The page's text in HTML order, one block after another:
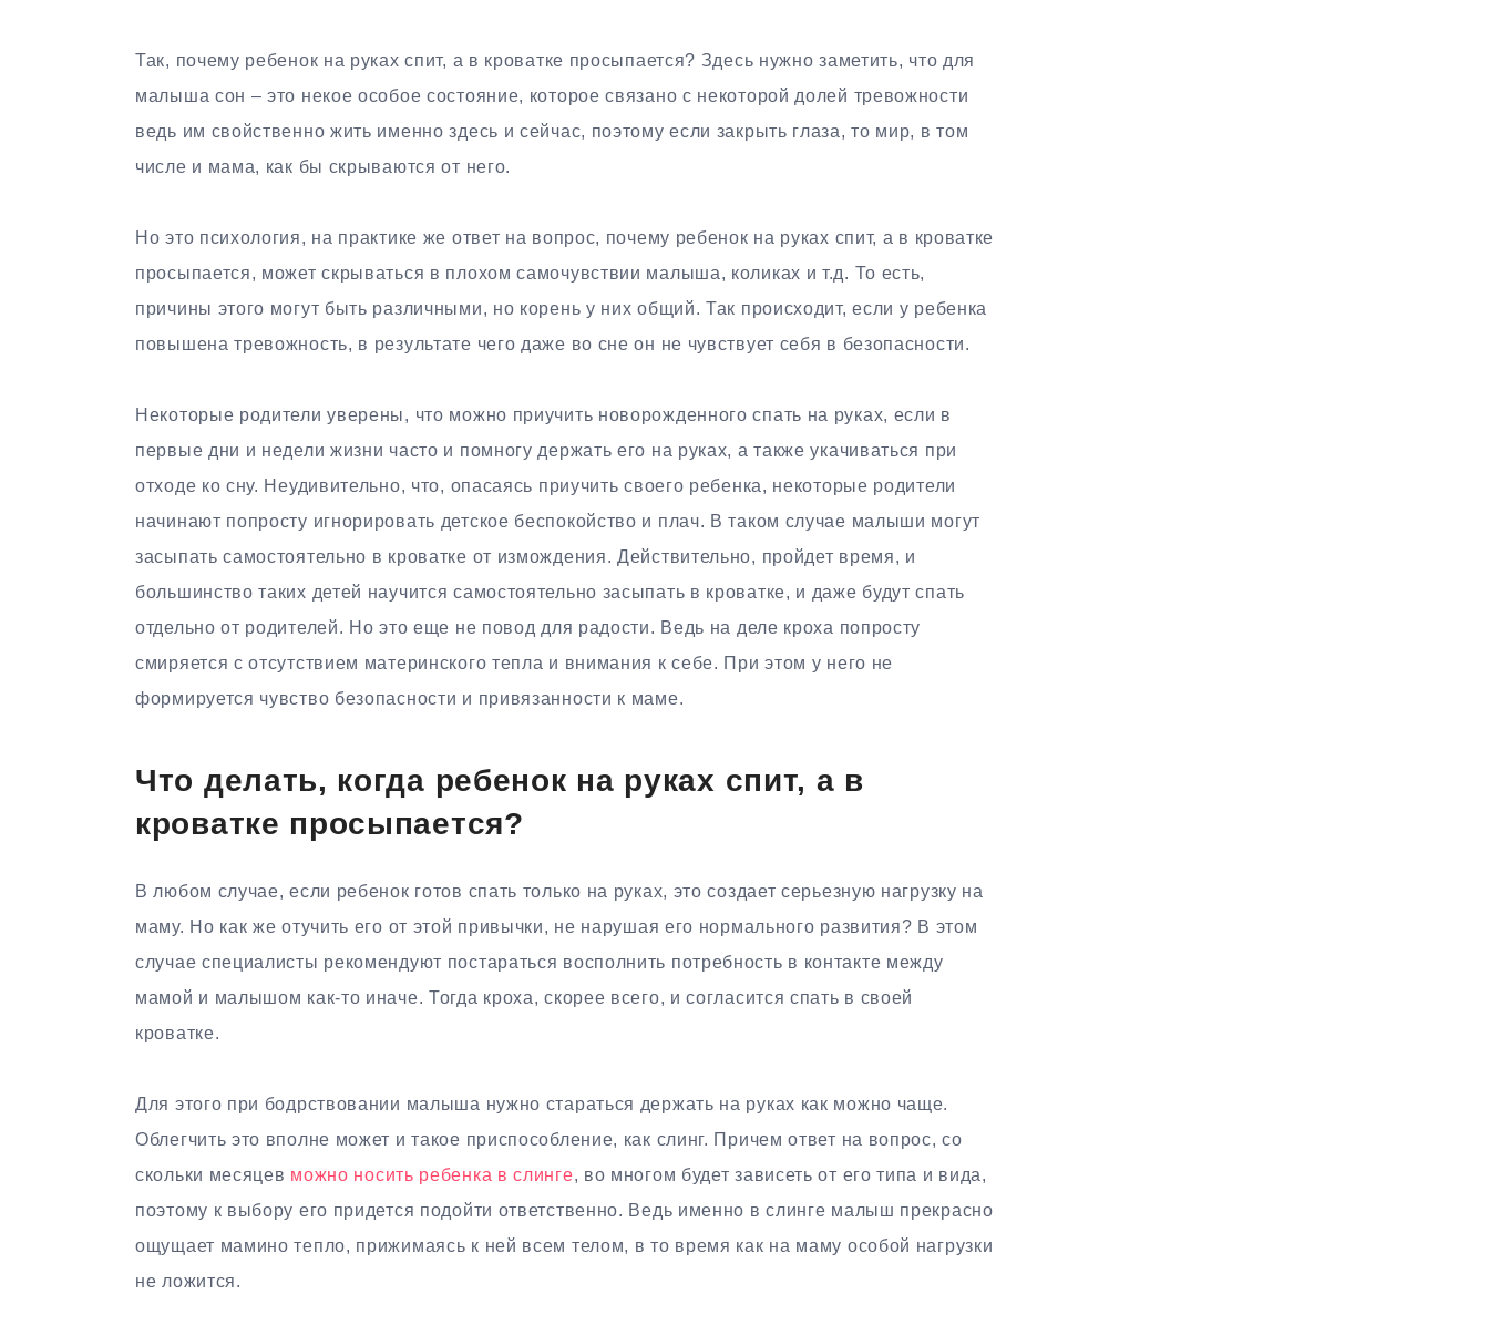
Так, почему ребенок на руках спит, а в кроватке просыпается? Здесь нужно заметить, что для
малыша сон – это некое особое состояние, которое связано с некоторой долей тревожности
ведь им свойственно жить именно здесь и сейчас, поэтому если закрыть глаза, то мир, в том
числе и мама, как бы скрываются от него.
Но это психология, на практике же ответ на вопрос, почему ребенок на руках спит, а в кроватке
просыпается, может скрываться в плохом самочувствии малыша, коликах и т.д. То есть,
причины этого могут быть различными, но корень у них общий. Так происходит, если у ребенка
повышена тревожность, в результате чего даже во сне он не чувствует себя в безопасности.
Некоторые родители уверены, что можно приучить новорожденного спать на руках, если в
первые дни и недели жизни часто и помногу держать его на руках, а также укачиваться при
отходе ко сну. Неудивительно, что, опасаясь приучить своего ребенка, некоторые родители
начинают попросту игнорировать детское беспокойство и плач. В таком случае малыши могут
засыпать самостоятельно в кроватке от измождения. Действительно, пройдет время, и
большинство таких детей научится самостоятельно засыпать в кроватке, и даже будут спать
отдельно от родителей. Но это еще не повод для радости. Ведь на деле кроха попросту
смиряется с отсутствием материнского тепла и внимания к себе. При этом у него не
формируется чувство безопасности и привязанности к маме.
Что делать, когда ребенок на руках спит, а в
кроватке просыпается?
В любом случае, если ребенок готов спать только на руках, это создает серьезную нагрузку на
маму. Но как же отучить его от этой привычки, не нарушая его нормального развития? В этом
случае специалисты рекомендуют постараться восполнить потребность в контакте между
мамой и малышом как-то иначе. Тогда кроха, скорее всего, и согласится спать в своей
кроватке.
Для этого при бодрствовании малыша нужно стараться держать на руках как можно чаще.
Облегчить это вполне может и такое приспособление, как слинг. Причем ответ на вопрос, со
скольки месяцев можно носить ребенка в слинге, во многом будет зависеть от его типа и вида,
поэтому к выбору его придется подойти ответственно. Ведь именно в слинге малыш прекрасно
ощущает мамино тепло, прижимаясь к ней всем телом, в то время как на маму особой нагрузки
не ложится.